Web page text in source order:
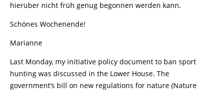
hierüber nicht früh genug begonnen werden kann.
Schönes Wochenende!
Marianne
Last Monday, my initiative policy document to ban sport
hunting was discussed in the Lower House. The
government’s bill on new regulations for nature (Nature